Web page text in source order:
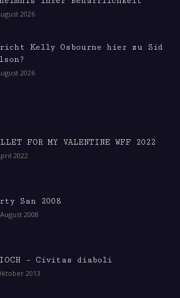
2026
Kelly Osbourne hier zu Sid
2026
FOR MY VALENTINE WFF 2022
2022
San 2008
2008
– Civitas diaboli
2013